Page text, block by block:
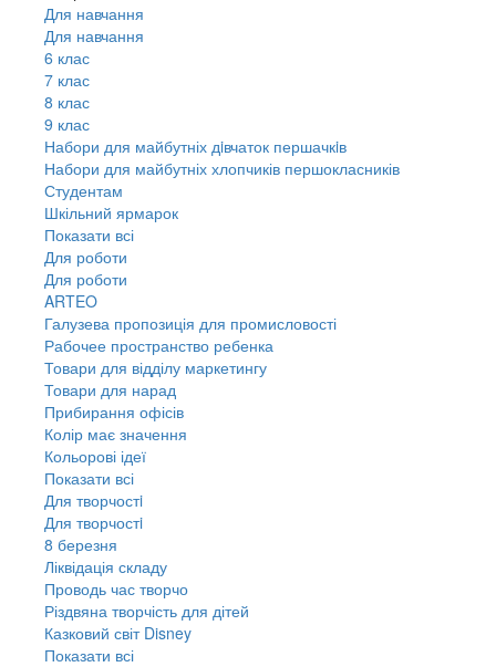
Для навчання
Для навчання
6 клас
7 клас
8 клас
9 клас
Набори для майбутніх дiвчаток першачкiв
Набори для майбутніх хлопчиків першокласників
Студентам
Шкільний ярмарок
Показати всі
Для роботи
Для роботи
ARTEO
Галузева пропозиція для промисловості
Рабочее пространство ребенка
Товари для відділу маркетингу
Товари для нарад
Прибирання офісів
Колір має значення
Кольорові ідеї
Показати всі
Для творчостi
Для творчостi
8 березня
Ліквідація складу
Проводь час творчо
Різдвяна творчість для дітей
Казковий світ Disney
Показати всі